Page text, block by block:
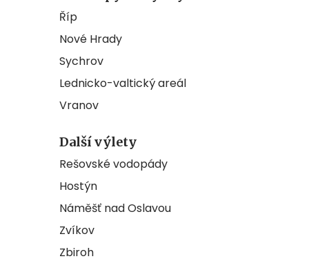
Říp
Nové Hrady
Sychrov
Lednicko-valtický areál
Vranov
Další výlety
Rešovské vodopády
Hostýn
Náměšť nad Oslavou
Zvíkov
Zbiroh